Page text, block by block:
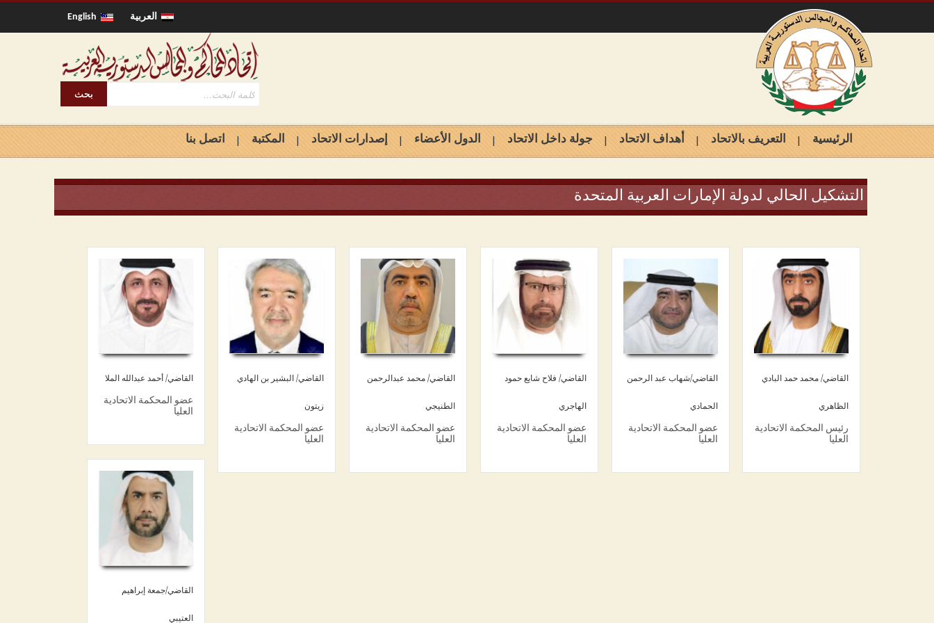
العربية
الرئيسية التعريف بالاتحاد أهداف الاتحاد جولة داخل الاتحاد الدول الأعضاء إصدارات الاتحاد المكتبة اتصل بنا
التشكيل الحالي لدولة الإمارات العربية المتحدة
القاضي/ محمد حمد البادي
الظاهري
رئيس المحكمة الاتحادية
العليا
القاضي/شهاب عبد الرحمن
الحمادي
عضو المحكمة الاتحادية
العليا
القاضي/ فلاح شايع حمود
الهاجري
عضو المحكمة الاتحادية
العليا
القاضي/ محمد عبدالرحمن
الطنيجي
عضو المحكمة الاتحادية
العليا
القاضي/ البشير بن الهادي
زيتون
عضو المحكمة الاتحادية
العليا
القاضي/ أحمد عبدالله الملا
عضو المحكمة الاتحادية
العليا
القاضي/جمعة إبراهيم
العتيبي